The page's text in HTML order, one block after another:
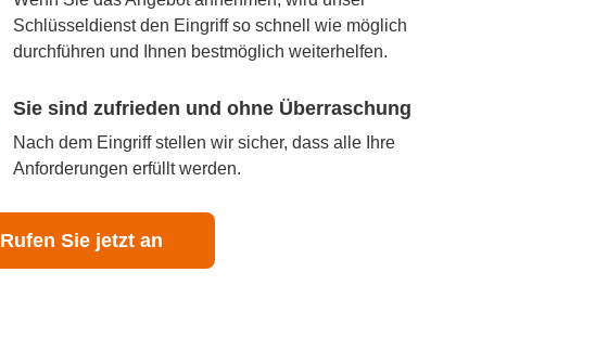
Schlüsseldienst den Eingriff so schnell wie möglich
durchführen und Ihnen bestmöglich weiterhelfen.
Sie sind zufrieden und ohne Überraschung
Nach dem Eingriff stellen wir sicher, dass alle Ihre
Anforderungen erfüllt werden.
Rufen Sie jetzt an